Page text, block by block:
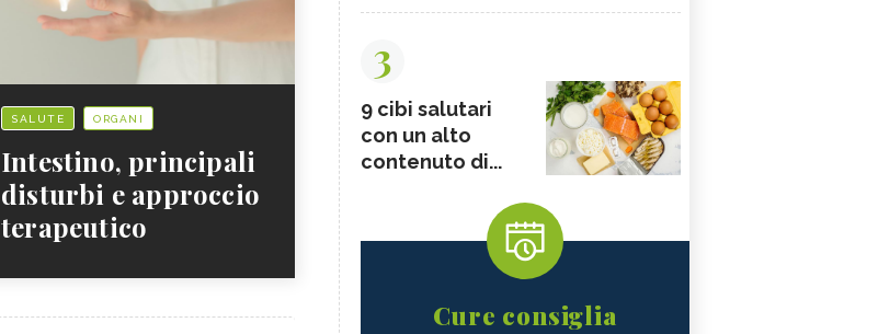
SALUTE ORGANI
Intestino, principali
disturbi e approccio
terapeutico
3
9 cibi salutari
con un alto
contenuto di...
Cure consiglia